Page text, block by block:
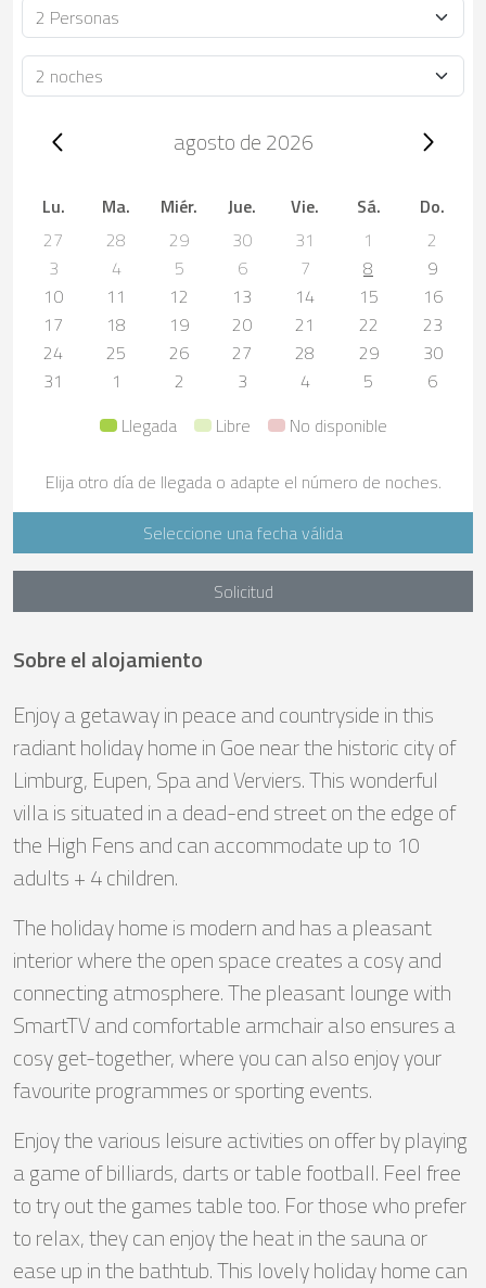
Ocupación
Duración
Trip dates, agosto de 2026
agosto de 2026
Lu. Ma. Miér. Jue. Vie. Sá.
Do.
27
28 29 30 31 1
2
3
4 5 6 7 8
9
10
11 12 13 14 15
16
17
18 19 20 21 22
23
24
25 26 27 28 29
30
31
1 2 3 4 5
6
Llegada
Libre No disponible
Elija otro día de llegada o adapte el número de noches.
Seleccione una fecha válida
Solicitud
Sobre el alojamiento
Enjoy a getaway in peace and countryside in this
radiant holiday home in Goe near the historic city of
Limburg, Eupen, Spa and Verviers. This wonderful
villa is situated in a dead-end street on the edge of
the High Fens and can accommodate up to 10
adults + 4 children.
The holiday home is modern and has a pleasant
interior where the open space creates a cosy and
connecting atmosphere. The pleasant lounge with
SmartTV and comfortable armchair also ensures a
cosy get-together, where you can also enjoy your
favourite programmes or sporting events.
Enjoy the various leisure activities on offer by playing
a game of billiards, darts or table football. Feel free
to try out the games table too. For those who prefer
to relax, they can enjoy the heat in the sauna or
ease up in the bathtub. This lovely holiday home can